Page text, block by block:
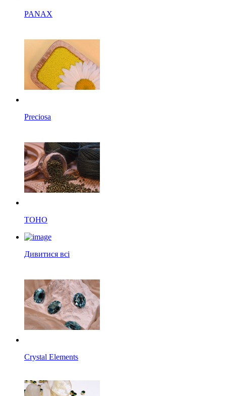
PANAX
Preciosa
TOHO
Дивитися всі
Crystal Elements